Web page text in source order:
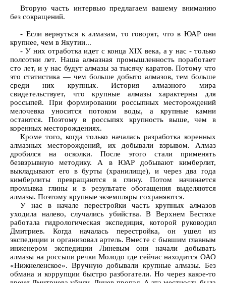
Вторую часть интервью предлагаем вашему вниманию
без сокращений.
- Если вернуться к алмазам, то говорят, что в ЮАР они
крупнее, чем в Якутии...
- У них отработка идет с конца XIX века, а у нас - только
полсотни лет. Наша алмазная промышленность поработает
сто лет, и у нас будут алмазы за тысячу каратов. Потому что
это статистика — чем больше добыто алмазов, тем больше
среди них крупных. История алмазного мира
свидетельствует, что крупные алмазы характерны для
россыпей. При формировании россыпных месторождений
мелочевка уносится потоком воды, а крупные камни
остаются. Поэтому в россыпях крупность выше, чем в
коренных месторождениях.
Кроме того, когда только началась разработка коренных
алмазных месторождений, их добывали взрывом. Алмаз
дробился на осколки. После этого стали применять
безвзрывную методику. А в ЮАР добывают кимберлит,
выкладывают его в бурты (хранилище), и через два года
кимберлиты превращаются в глину. Потом начинается
промывка глины и в результате обогащения выделяются
алмазы. Поэтому крупные экземпляры сохраняются.
У нас в начале перестройки часть крупных алмазов
уходила налево, случались убийства. В Верхнем Бестяхе
работала гидрологическая экспедиция, которой руководил
Дмитриев. Когда началась перестройка, он ушел из
экспедиции и организовал артель. Вместе с бывшим главным
инженером экспедиции Линевым они начали добывать
алмазы на россыпи речки Молодо где сейчас находится ОАО
«Нижнеленское». Вручную добывали крупные алмазы. Без
обмана и коррупции быстро разбогатели. Но через какое-то